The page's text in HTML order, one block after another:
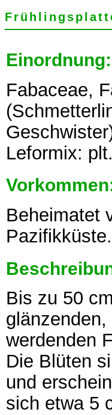
Einordnung:
Fabaceae,
Leformix:
Beheimatet
Bis zu 50
werdenden
Die Blüten
und
sich etwa 5